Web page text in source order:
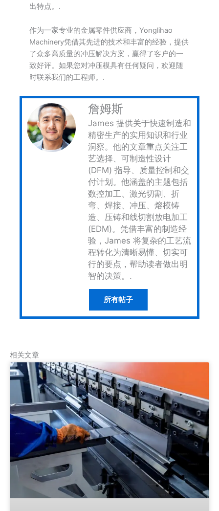
出特点。.
作为一家专业的金属零件供应商，Yonglihao
Machinery凭借其先进的技术和丰富的经验，提供
了众多高质量的冲压解决方案，赢得了客户的一
致好评。如果您对冲压模具有任何疑问，欢迎随
时联系我们的工程师。.
詹姆斯
James 提供关于快速制造和
精密生产的实用知识和行业
洞察。他的文章重点关注工
艺选择、可制造性设计
(DFM) 指导、质量控制和交
付计划。他涵盖的主题包括
数控加工、激光切割、折
弯、焊接、冲压、熔模铸
造、压铸和线切割放电加工
(EDM)。凭借丰富的制造经
验，James 将复杂的工艺流
程转化为清晰易懂、切实可
行的要点，帮助读者做出明
智的决策。.
所有帖子
相关文章